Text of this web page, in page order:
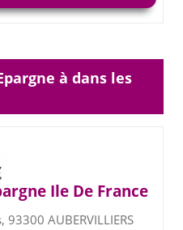
à dans les
Ile De France
AUBERVILLIERS